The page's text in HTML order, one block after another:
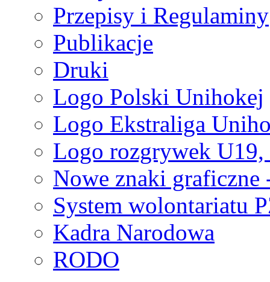
Przepisy i Regulaminy
Publikacje
Druki
Logo Polski Unihokej
Logo Ekstraliga
Logo rozgrywek
Nowe znaki graficzne
System wolontariatu
Kadra Narodowa
RODO